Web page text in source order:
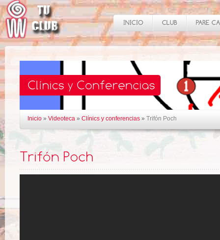
Inicio » Videoteca » Clínics y conferencias » Trifón Poch